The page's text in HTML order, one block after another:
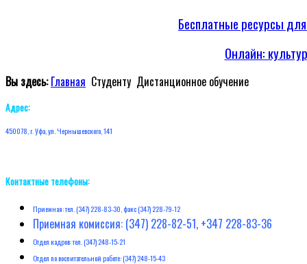
Бесплатные ресурсы
Онлайн:
Вы здесь:Главная Студенту Дистанционное обучение
Адрес:
450078, г. Уфа, ул. Чернышевского, 141
Контактные телефоны:
Приемная: тел. (347) 228-83-30, факс (347) 228-79-12
Приемная комиссия: (347) 228-82-51, +347 228-83-36
Отдел кадров: тел. (347) 248-15-21
Отдел по воспитательной работе: (347) 248-15-43